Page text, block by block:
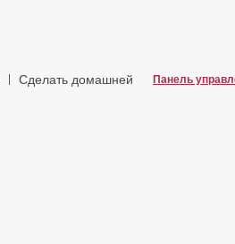
Сделать домашней Панель